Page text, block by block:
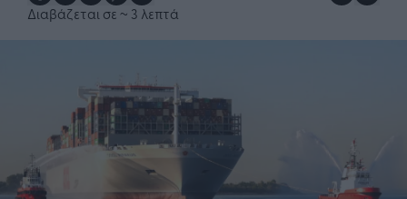
Διαβάζεται σε ~ 3 λεπτά